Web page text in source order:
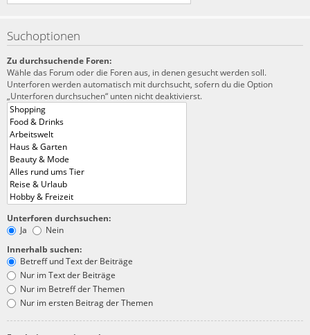
Suchoptionen
Zu durchsuchende Foren:
Wähle das Forum oder die Foren aus, in denen gesucht werden soll.
Unterforen werden automatisch mit durchsucht, sofern du die Option
„Unterforen durchsuchen“ unten nicht deaktivierst.
Unterforen durchsuchen:
Ja
Nein
Innerhalb suchen:
Betreff und Text der Beiträge
Nur im Text der Beiträge
Nur im Betreff der Themen
Nur im ersten Beitrag der Themen